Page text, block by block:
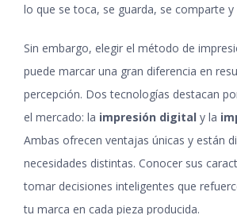
lo que se toca, se guarda, se comparte y
Sin embargo, elegir el método de
puede marcar una gran diferencia en
percepción. Dos tecnologías destacan
el mercado: la impresión digital y la
Ambas ofrecen ventajas únicas y están
necesidades distintas. Conocer sus
tomar decisiones inteligentes que
tu marca en cada pieza producida.